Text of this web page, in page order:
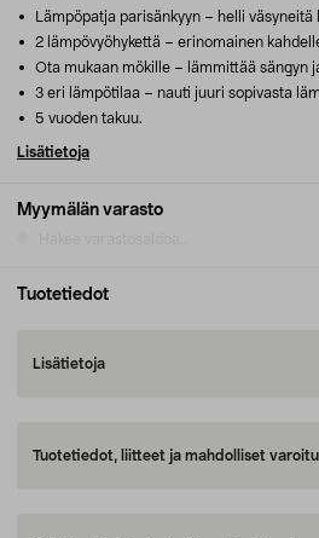
Myymälän varasto
Lämpöpatja parisänkyyn – helli
2 lämpövyöhykettä – erinomainen
Ota mukaan mökille – lämmittää sängyn
3 eri lämpötilaa – nauti juuri sopivasta
5 vuoden takuu.
Lisätietoja
Tuotetiedot
Lisätietoja
Tuotetiedot, liitteet ja mahdolliset